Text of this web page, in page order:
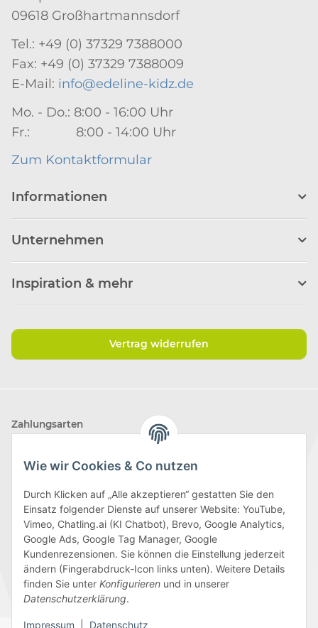
Wie wir Cookies & Co nutzen
Durch Klicken auf „Alle akzeptieren“ gestatten Sie den
Einsatz folgender Dienste auf unserer Website: YouTube,
Vimeo, Chatling.ai (KI Chatbot), Brevo, Google Analytics,
Google Ads, Google Tag Manager, Google
Kundenrezensionen. Sie können die Einstellung jederzeit
ändern (Fingerabdruck-Icon links unten). Weitere Details
finden Sie unter Konfigurieren und in unserer
Datenschutzerklärung.
Impressum Datenschutz
09618 Großhartmannsdorf
Tel.: +49 (0) 37329 7388000
Fax: +49 (0) 37329 7388009
E-Mail: info@edeline-kidz.de
Mo. - Do.: 8:00 - 16:00 Uhr
Fr.: 8:00 - 14:00 Uhr
Zum Kontaktformular
Informationen
Unternehmen
Inspiration & mehr
Vertrag widerrufen
Zahlungsarten
Wir versenden mit
Folge uns